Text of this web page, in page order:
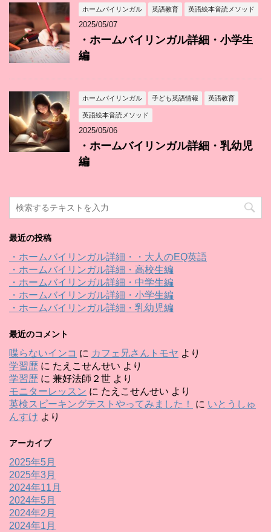
ホームバイリンガル 英語教育 英語絵本音読メソッド
2025/05/07
・ホームバイリンガル詳細・小学生
編
ホームバイリンガル 子ども英語情報 英語教育
英語絵本音読メソッド
2025/05/06
・ホームバイリンガル詳細・乳幼児
編
最近の投稿
・ホームバイリンガル詳細・・大人のEQ英語
・ホームバイリンガル詳細・高校生編
・ホームバイリンガル詳細・中学生編
・ホームバイリンガル詳細・小学生編
・ホームバイリンガル詳細・乳幼児編
最近のコメント
喋らないインコ に カフェ兄さんトモヤ より
学習歴 に たえこせんせい より
学習歴 に 兼好法師２世 より
モニターレッスン に たえこせんせい より
英検スピーキングテストやってみました！
に いとうしゅ
んすけ より
アーカイブ
2025年5月
2025年3月
2024年11月
2024年5月
2024年2月
2024年1月